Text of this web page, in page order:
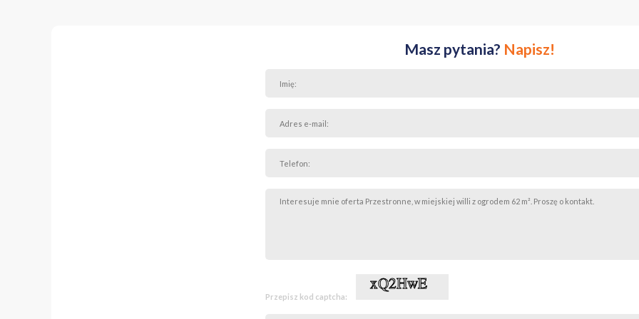
lokalami. W praktyce zapewnia to niezwykle kameralny, niemal prywatny sposób korzystania z
kameralną zabudowę otoczenia z genialnym punktem komunikacyjnym. Do ścisłego centrum
Cena obejmuje mieszkanie wraz z przynależnymi, formalnie przypisanymi do lokalu
Masz pytania? Napisz!
Przepisz kod captcha: